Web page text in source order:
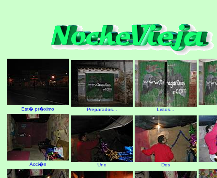
Est� pr�ximo Preparados... Listos...
Acci�n Uno Dos